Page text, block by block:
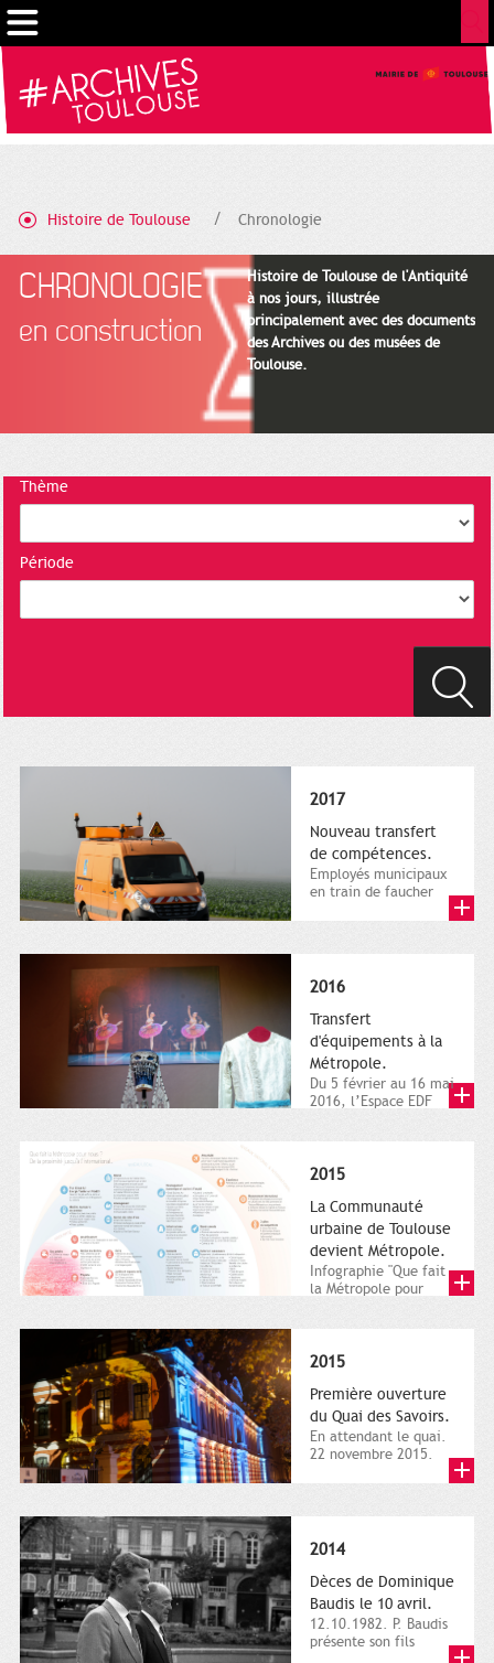
Histoire de Toulouse Chronologie
CHRONOLOGIE
en construction
Histoire de Toulouse de l'Antiquité
à nos jours, illustrée
principalement avec des documents
des Archives ou des musées de
Toulouse.
Thème
Période
2017
Nouveau transfert
de compétences.
Employés municipaux
en train de faucher
2016
Transfert
d'équipements à la
Métropole.
Du 5 février au 16 mai
2016, l’Espace EDF
2015
La Communauté
urbaine de Toulouse
devient Métropole.
Infographie "Que fait
la Métropole pour
2015
Première ouverture
du Quai des Savoirs.
En attendant le quai.
22 novembre 2015.
2014
Dèces de Dominique
Baudis le 10 avril.
12.10.1982. P. Baudis
présente son fils
Cookies management panel